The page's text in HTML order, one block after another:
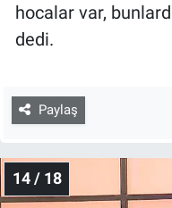
hocalar var,
dedi.
Paylaş
14 / 18